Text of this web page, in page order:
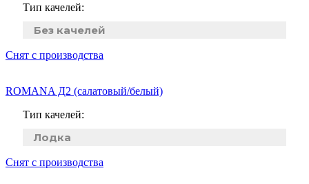
Тип качелей:
Без качелей
Снят с производства
ROMANA Д2 (салатовый/белый)
Тип качелей:
Лодка
Снят с производства